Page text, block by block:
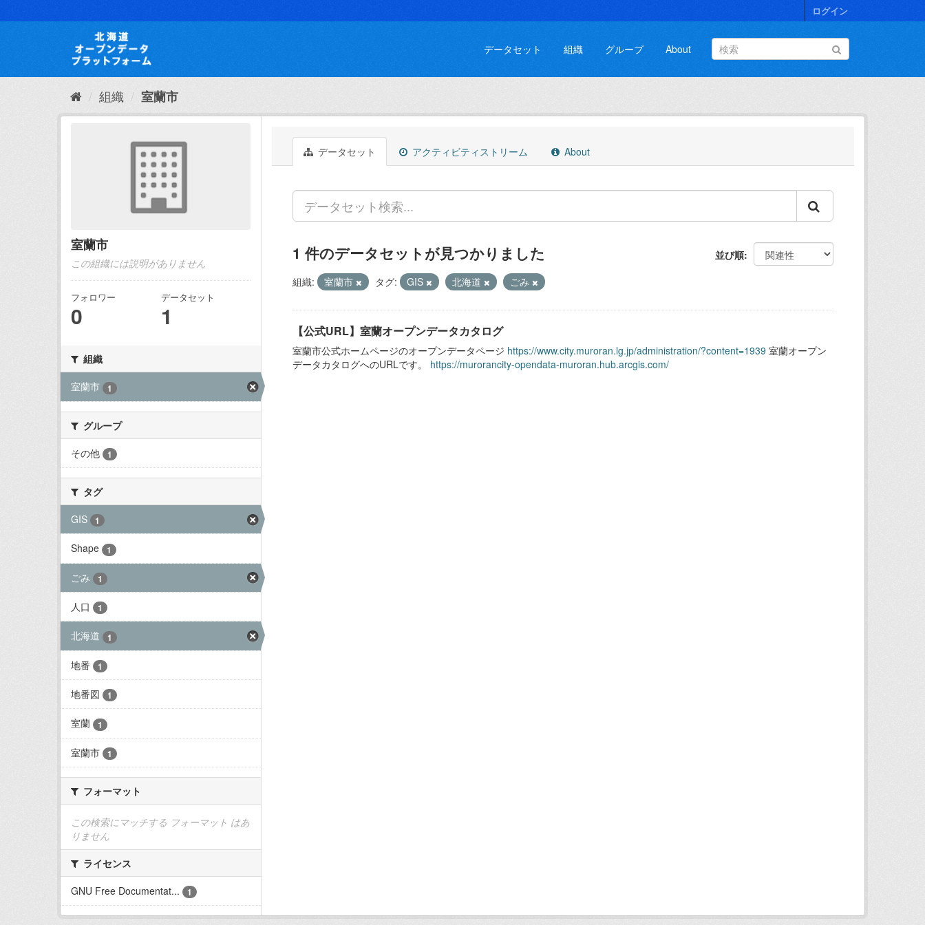
キ
て
ログイン
データセット 組織 グループ About
組織 室蘭市
室蘭市
この組織には説明がありません
フォロワー
0
データセット
1
組織
室蘭市
1
グループ
その他
1
タグ
GIS
1
Shape 1
ごみ 1
人口 1
北海道 1
地番 1
地番図 1
室蘭 1
室蘭市 1
フォーマット
この検索にマッチする フォーマット はあ
りません
ライセンス
GNU Free Documentat...
1
データセット アクティビティストリーム About
並び順
1 件のデータセットが見つかりました
組織: 室蘭市 タグ: GIS 北海道 ごみ
【公式URL】室蘭オープンデータカタログ
室蘭市公式ホームページのオープンデータページ https://www.city.muroran.lg.jp/administration/?content=1939 室蘭オープン
データカタログへのURLです。 https://murorancity-opendata-muroran.hub.arcgis.com/